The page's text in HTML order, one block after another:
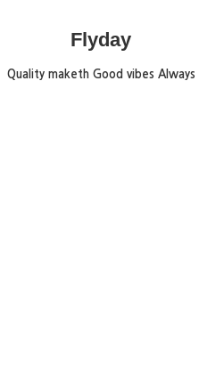
Flyday
Quality maketh Good vibes Always